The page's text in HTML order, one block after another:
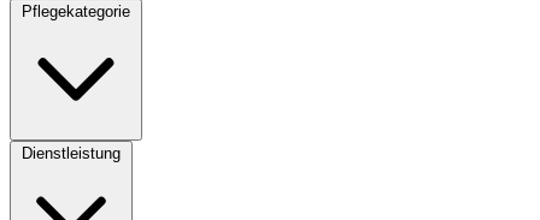
Pflegekategorie
Dienstleistung